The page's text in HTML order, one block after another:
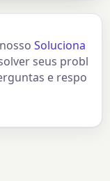
Soluciona
seus probl
e respo